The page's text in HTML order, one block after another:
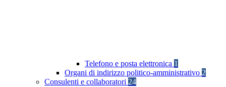
Telefono e posta elettronica 1
Organi di indirizzo politico-amministrativo 2
Consulenti e collaboratori 24